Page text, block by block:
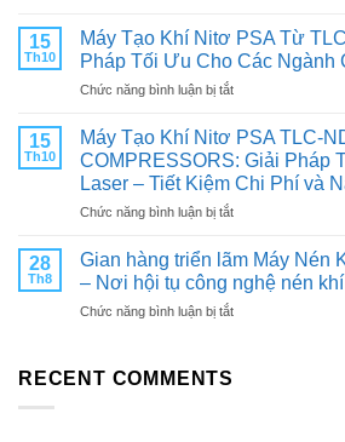
TUỔI
THỌ
VÀ
TỐI
HIỆU
SUẤT
CHO
NÉN
trọng
kính
mời
Quý
hàng
&
Đối
tác:
THAM
TRIỂN
LÃM
CÔNG
NGHIỆP
15
Th10
Máy Tạo Khí Nitơ PSA Từ
Pháp Tối Ưu Cho Các Ngành
Chức năng bình luận bị tắtở
Tạo
Khí
Nitơ
PSA
Từ
Compressors:
Pháp
Tối
15
Th10
Máy Tạo Khí Nitơ PSA TLC-
COMPRESSORS: Giải Pháp
Laser – Tiết Kiệm Chi Phí và
Chức năng bình luận bị tắtở
Tạo
Nitơ
PSA
28
Th8
Gian hàng triển lãm Máy Nén
– Nơi hội tụ công nghệ nén
Chức năng bình luận bị tắtở
RECENT COMMENTS